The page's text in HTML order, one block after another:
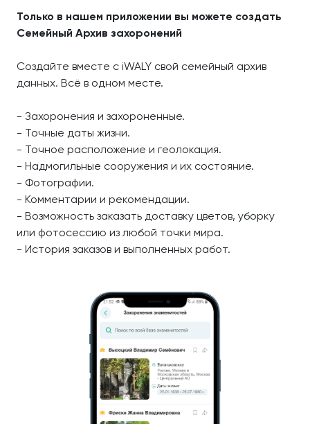
Только в нашем приложении вы можете создать
Семейный Архив захоронений
Создайте вместе с iWALY свой семейный архив
данных. Всё в одном месте.
- Захоронения и захороненные.
- Точные даты жизни.
- Точное расположение и геолокация.
- Надмогильные сооружения и их состояние.
- Фотографии.
- Комментарии и рекомендации.
- Возможность заказать доставку цветов, уборку
или фотосессию из любой точки мира.
- История заказов и выполненных работ.